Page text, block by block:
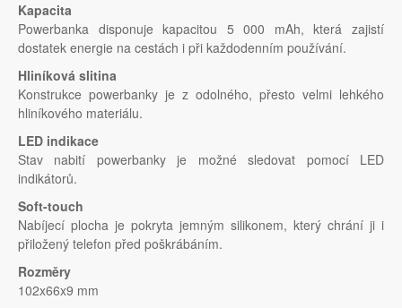
Kapacita
Powerbanka disponuje kapacitou 5 000 mAh, která zajistí
dostatek energie na cestách i při každodenním používání.
Hliníková slitina
Konstrukce powerbanky je z odolného, přesto velmi lehkého
hliníkového materiálu.
LED indikace
Stav nabití powerbanky je možné sledovat pomocí LED
indikátorů.
Soft-touch
Nabíjecí plocha je pokryta jemným silikonem, který chrání ji i
přiložený telefon před poškrábáním.
Rozměry
102x66x9 mm